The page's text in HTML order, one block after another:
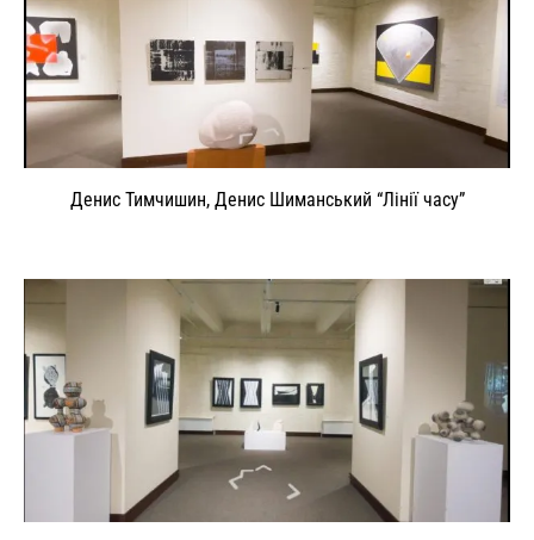
Денис Тимчишин, Денис Шиманський “Лінії часу”